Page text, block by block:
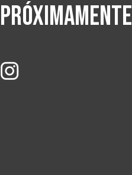
Próximamente